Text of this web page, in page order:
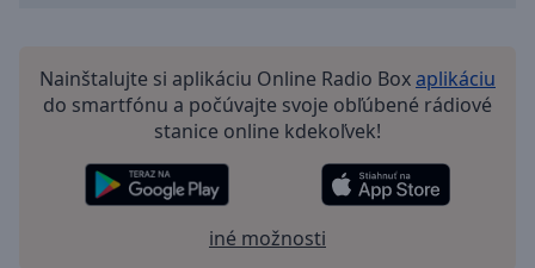
Nainštalujte si aplikáciu Online Radio Boxaplikáciu
do smartfónu a počúvajte svoje obľúbené rádiové
stanice online kdekoľvek!
iné možnosti